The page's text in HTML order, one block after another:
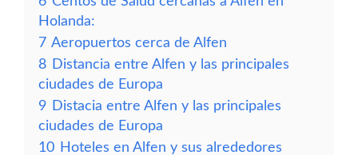
Holanda:
7 Aeropuertos cerca de Alfen
8 Distancia entre Alfen y las principales
ciudades de Europa
9 Distacia entre Alfen y las principales
ciudades de Europa
10 Hoteles en Alfen y sus alrededores